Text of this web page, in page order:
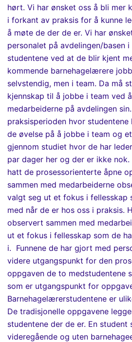
hørt. Vi har ønsket oss å bli mer
i forkant av praksis for å kunne
å møte de der de er. Vi har
personalet på avdelingen/basen i
studentene ved at de blir kjent
kommende barnehagelærere
selvstendig, men i team. Da må
kjennskap til å jobbe i team ved
medarbeiderne på avdelingen
praksisperioden hvor
de øvelse på å jobbe i team og
gjennom studiet hvor de har
par dager her og der er ikke nok.
hatt de prosessorienterte åpne
sammen med medarbeiderne
valgt seg ut et fokus i fellesskap
med når de er hos oss i praksis.
observert sammen med
ut et fokus i fellesskap som de
i. Funnene de har gjort med
videre utgangspunkt for den
oppgaven de to medstudentene
som er utgangspunkt for
Barnehagelærerstudentene er
De tradisjonelle oppgavene
studentene der de er. En
videregående og uten